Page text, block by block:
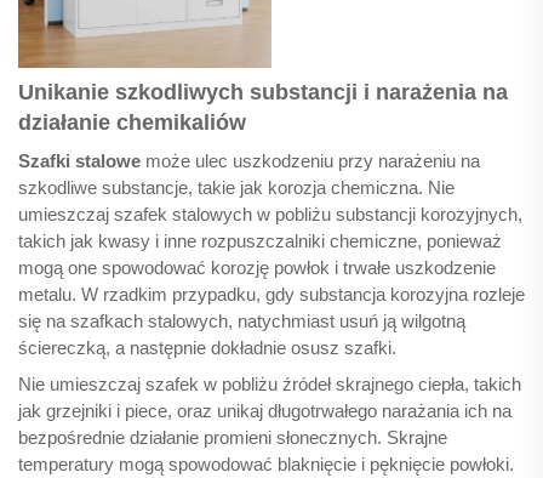
Unikanie szkodliwych substancji i narażenia na
działanie chemikaliów
Szafki stalowe może ulec uszkodzeniu przy narażeniu na
szkodliwe substancje, takie jak korozja chemiczna. Nie
umieszczaj szafek stalowych w pobliżu substancji korozyjnych,
takich jak kwasy i inne rozpuszczalniki chemiczne, ponieważ
mogą one spowodować korozję powłok i trwałe uszkodzenie
metalu. W rzadkim przypadku, gdy substancja korozyjna rozleje
się na szafkach stalowych, natychmiast usuń ją wilgotną
ściereczką, a następnie dokładnie osusz szafki.
Nie umieszczaj szafek w pobliżu źródeł skrajnego ciepła, takich
jak grzejniki i piece, oraz unikaj długotrwałego narażania ich na
bezpośrednie działanie promieni słonecznych. Skrajne
temperatury mogą spowodować blaknięcie i pęknięcie powłoki.